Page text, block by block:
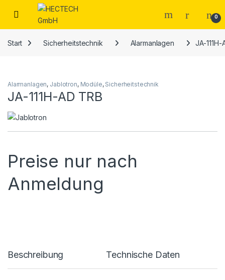
Open 0
Start Sicherheitstechnik Alarmanlagen JA-111H-
Alarmanlagen, Jablotron, Modüle, Sicherheitstechnik
JA-111H-AD TRB
Preise nur nach
Anmeldung
Beschreibung Technische Daten